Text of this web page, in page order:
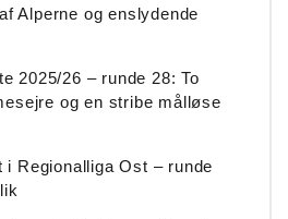
Alperne og enslydende
2025/26 – runde 28: To
og en stribe målløse
i Regionalliga Ost – runde